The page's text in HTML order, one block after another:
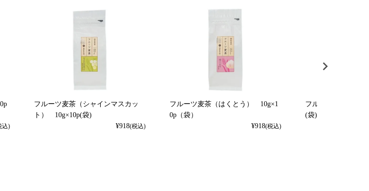
込)
フルーツ麦茶（シャインマスカッ
ト） 10g×10p(袋)
¥918(税込)
フルーツ麦茶（はくとう） 10g×1
0p（袋）
¥918(税込)
フルーツ麦茶（れ
(袋)